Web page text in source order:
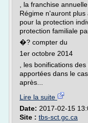
, la franchise
Régime n'auront
pour la protection
protection familiale
�? compter du
1er octobre 2014
, les bonifications
apportées dans le
après...
Lire la suite
Date: 2017-02-15
Site : tbs-sct.gc.ca